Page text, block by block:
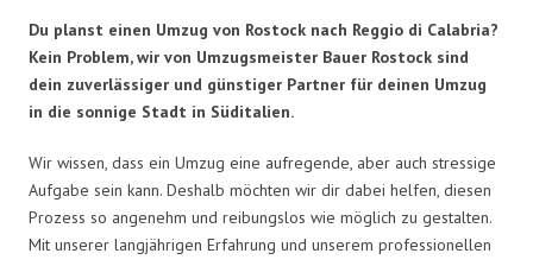
Du planst einen Umzug von Rostock nach Reggio di Calabria?
Kein Problem, wir von Umzugsmeister Bauer Rostock sind
dein zuverlässiger und günstiger Partner für deinen Umzug
in die sonnige Stadt in Süditalien.
Wir wissen, dass ein Umzug eine aufregende, aber auch stressige
Aufgabe sein kann. Deshalb möchten wir dir dabei helfen, diesen
Prozess so angenehm und reibungslos wie möglich zu gestalten.
Mit unserer langjährigen Erfahrung und unserem professionellen